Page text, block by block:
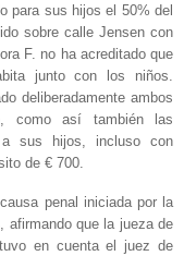
para sus hijos el 50% del
sobre calle Jensen con
F. no ha acreditado que
junto con los niños.
deliberadamente ambos
como así también las
a sus hijos, incluso con
de € 700.
penal iniciada por la
afirmando que la jueza de
en cuenta el juez de